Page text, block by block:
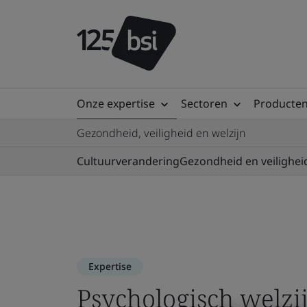
Onze expertise Sectoren
Gezondheid, veiligheid en welzijn
CultuurveranderingGezondheid en
Expertise
Psychologisch